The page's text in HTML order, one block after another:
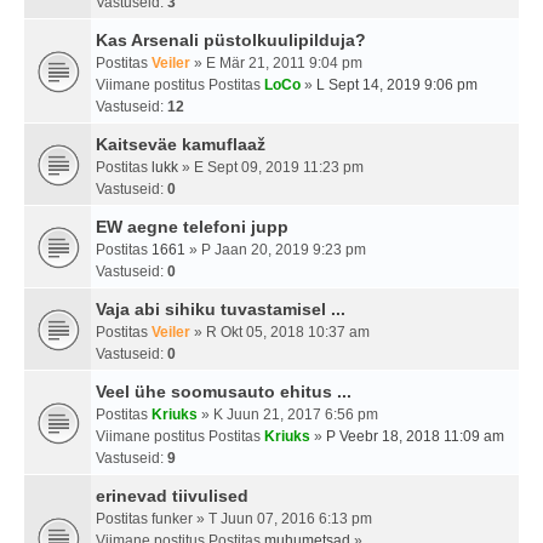
Kas Arsenali püstolkuulipilduja?
Postitas Veiler » E Mär 21, 2011 9:04 pm
Viimane postitus Postitas LoCo » L Sept 14, 2019 9:06 pm
Vastuseid: 12
Kaitseväe kamuflaaž
Postitas lukk » E Sept 09, 2019 11:23 pm
Vastuseid: 0
EW aegne telefoni jupp
Postitas 1661 » P Jaan 20, 2019 9:23 pm
Vastuseid: 0
Vaja abi sihiku tuvastamisel ...
Postitas Veiler » R Okt 05, 2018 10:37 am
Vastuseid: 0
Veel ühe soomusauto ehitus ...
Postitas Kriuks » K Juun 21, 2017 6:56 pm
Viimane postitus Postitas Kriuks » P Veebr 18, 2018 11:09 am
Vastuseid: 9
erinevad tiivulised
Postitas funker » T Juun 07, 2016 6:13 pm